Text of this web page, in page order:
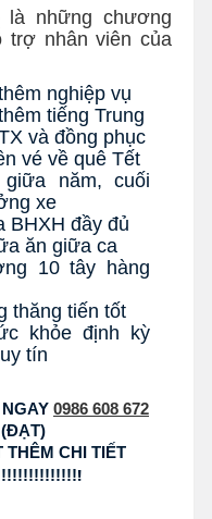
những chương
trợ nhân viên của
giữa năm, cuối
10 tây hàng
khỏe định kỳ
0986 608 672
THÊM CHI TIẾT
!